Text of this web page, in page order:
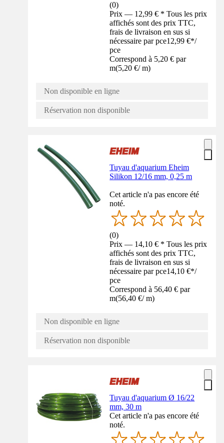
(0)
Prix — 12,99 € * Tous les prix
affichés sont des prix TTC,
frais de livraison en sus si
nécessaire par pce12,99 €*/
pce
Correspond à 5,20 € par
m(5,20 €/ m)
Non disponible en ligne
Réservation non disponible
Tuyau d'aquarium Eheim
Silikon 12/16 mm, 0,25 m
Cet article n'a pas encore été
noté.
(0)
Prix — 14,10 € * Tous les prix
affichés sont des prix TTC,
frais de livraison en sus si
nécessaire par pce14,10 €*/
pce
Correspond à 56,40 € par
m(56,40 €/ m)
Non disponible en ligne
Réservation non disponible
Tuyau d'aquarium Ø 16/22
mm, 30 m
Cet article n'a pas encore été
noté.